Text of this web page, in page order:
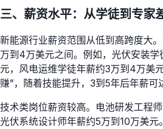
三、薪资水平：从学徒到专家
新能源行业薪资范围从低到高跨度大
万到4万美元之间。例如，光伏安装
元，风电运维学徒年薪约3万到4万美
赚”，随着技能提升，3到5年后年薪可
技术类岗位薪资较高。电池研发工程师
光伏系统设计师年薪约5万到10万美